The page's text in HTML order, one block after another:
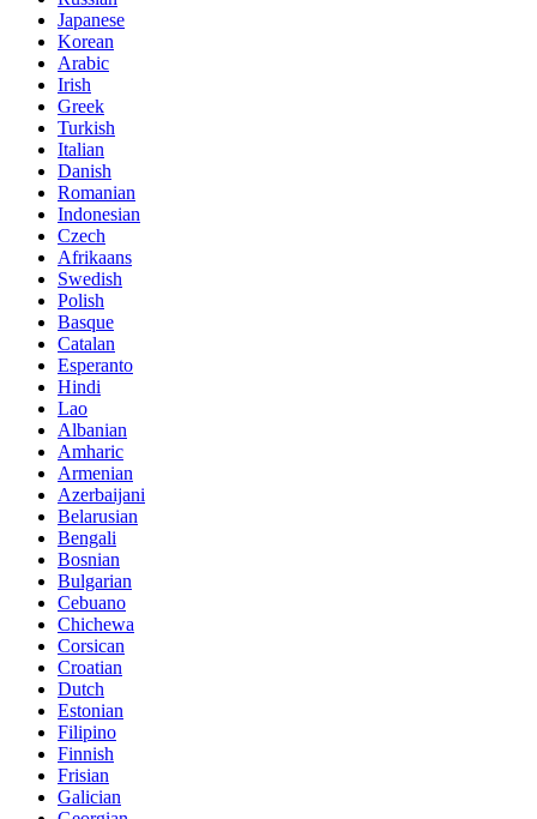
Japanese
Korean
Arabic
Irish
Greek
Turkish
Italian
Danish
Romanian
Indonesian
Czech
Afrikaans
Swedish
Polish
Basque
Catalan
Esperanto
Hindi
Lao
Albanian
Amharic
Armenian
Azerbaijani
Belarusian
Bengali
Bosnian
Bulgarian
Cebuano
Chichewa
Corsican
Croatian
Dutch
Estonian
Filipino
Finnish
Frisian
Galician